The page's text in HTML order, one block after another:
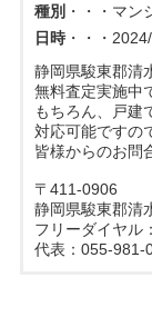
種別・・・マン
日時・・・
静岡県駿東郡清
無料査定実施中
もちろん、戸建
対応可能ですの
皆様からのお問
〒411-0906
静岡県駿東郡清
フリーダイヤル
代表：055-981-